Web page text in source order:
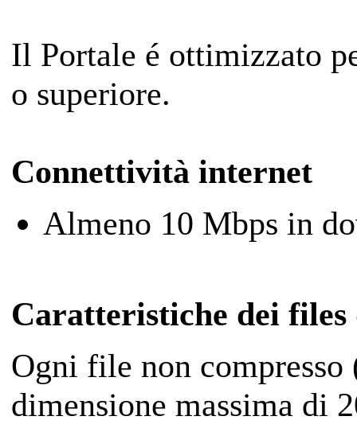
Il Portale é ottimizzato
o superiore.
Connettività internet
Almeno 10 Mbps in
Caratteristiche dei files
Ogni file non compresso
dimensione massima di